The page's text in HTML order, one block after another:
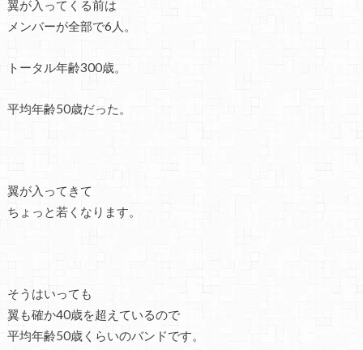
翼が入ってくる前は
メンバーが全部で6人。
トータル年齢300歳。
平均年齢50歳だった。
翼が入ってきて
ちょっと若くなります。
そうはいっても
翼も確か40歳を超えているので
平均年齢50歳くらいのバンドです。